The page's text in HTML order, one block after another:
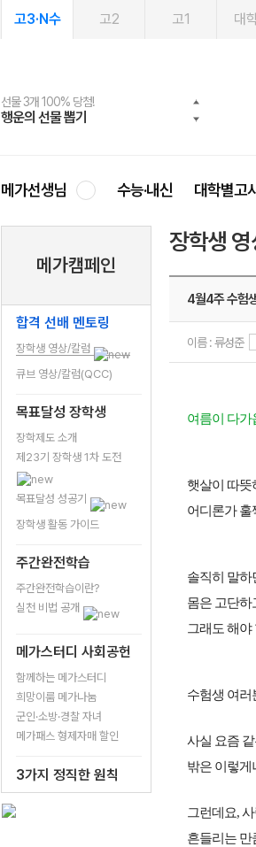
고3·N수 고2 고1 대
선물 3개 100% 당첨!
행운의 선물 뽑기
선물 100% 증정!
메가스터디 X 올리브
2027 러셀 단과
강사 공개선발
스마트러닝앱
설문 EVENT
메가패스
3일 무료 체험권
메가패스 수강생 무료혜택!
메가클럽 멤버십
사회공헌 캠페인
희망이룸 메가나눔
메가선생님 수능·내신 대학별고
메가캠페인
합격 선배 멘토링
장학생 영상/칼럼
큐브 영상/칼럼(QCC)
목표달성 장학생
장학제도 소개
제23기 장학생 1차 도전
목표달성 성공기
장학생 활동 가이드
주간완전학습
주간완전학습이란?
실천 비법 공개
메가스터디 사회공헌
함께하는 메가스터디
희망이룸 메가나눔
군인·소방·경찰 자녀
메가패스 형제자매 할인
3가지 정직한 원칙
장학생
4월4주 수험
이름 : 류성준
여름이 다가
햇살이 따뜻
어디론가 훌
솔직히 말하
몸은 고단하
그래도 해야
수험생 여러
사실 요즘
밖은 이렇게
그런데요,
흔들리는 만